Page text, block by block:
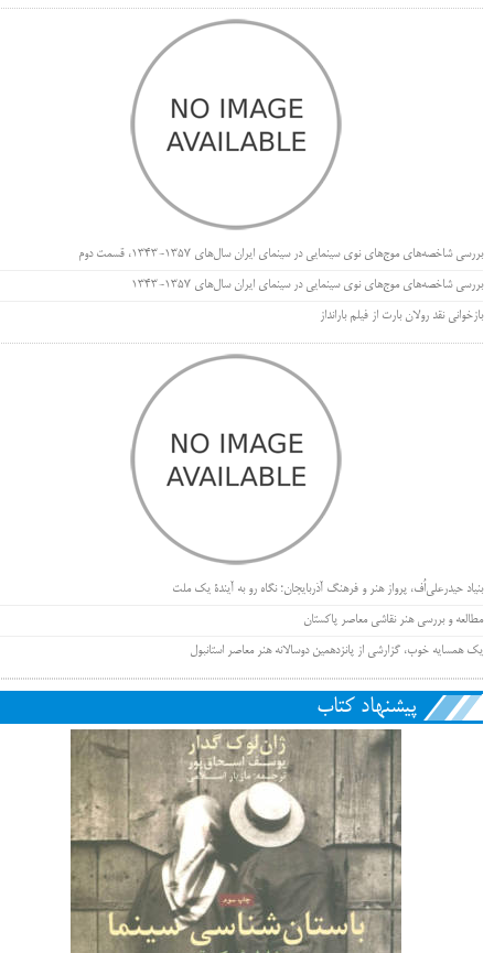
بررسی شاخصه‌های موج‌های نوی سینمایی در سینمای ایران سال‌های 1357-1343، قسمت دوم
بررسی شاخصه‌های موج‌های نوی سینمایی در سینمای ایران سال‌های 1357-1343
بازخوانی نقد رولان بارت از فیلم بارانداز
بنیاد حیدرعلی‌اُف، پرواز هنر و فرهنگ آذربایجان؛ نگاه رو به آیندۀ یک ملت
مطالعه و بررسی هنر نقاشی معاصر پاکستان
یک همسایه خوب، گزارشی از پانزدهمین دوسالانه هنر معاصر استانبول
پیشنهاد کتاب